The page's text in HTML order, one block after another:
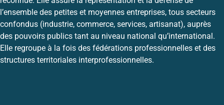
l’ensemble des petites et moyennes entreprises, tous secteurs
confondus (industrie, commerce, services, artisanat), auprès
des pouvoirs publics tant au niveau national qu’international.
Elle regroupe à la fois des fédérations professionnelles et des
structures territoriales interprofessionnelles.